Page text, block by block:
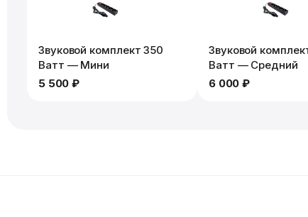
Звуковой комплект 350
Ватт — Мини
5 500 ₽
Звуковой
Ватт — Средний
6 000 ₽